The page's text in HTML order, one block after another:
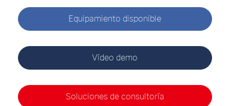
Equipamiento disponible
Vídeo demo
Soluciones de consultoría